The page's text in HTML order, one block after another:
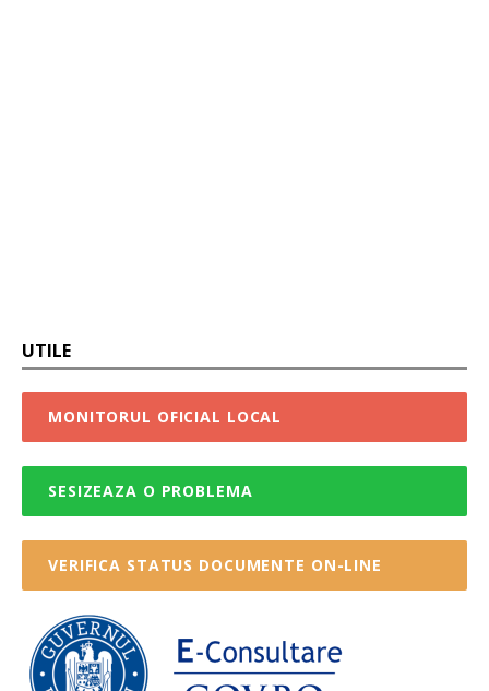
UTILE
MONITORUL OFICIAL LOCAL
SESIZEAZA O PROBLEMA
VERIFICA STATUS DOCUMENTE ON-LINE